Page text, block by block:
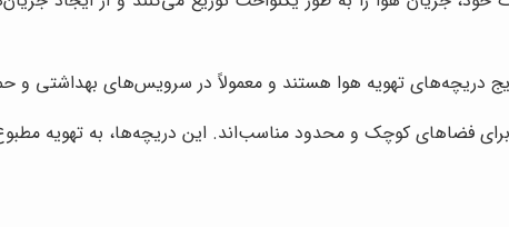
دریچه‌های تهویه هوا هستند و معمولاً در سرویس‌های بهداشتی و
برای فضاهای کوچک و محدود مناسب‌اند. این دریچه‌ها، به تهویه